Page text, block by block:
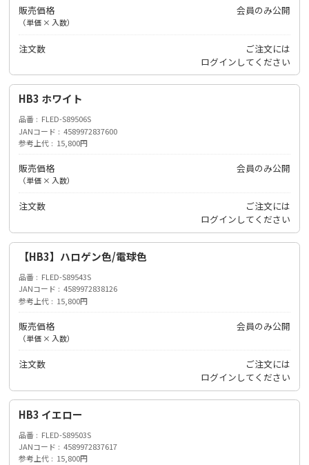
販売価格
（単価 × 入数）
会員のみ公開
注文数
ご注文には
ログイン してください
HB3 ホワイト
品番
FLED-S89506S
JANコード
4589972837600
参考上代
15,800円
販売価格
（単価 × 入数）
会員のみ公開
注文数
ご注文には
ログイン してください
【HB3】ハロゲン色/電球色
品番
FLED-S89543S
JANコード
4589972838126
参考上代
15,800円
販売価格
（単価 × 入数）
会員のみ公開
注文数
ご注文には
ログイン してください
HB3 イエロー
品番
FLED-S89503S
JANコード
4589972837617
参考上代
15,800円